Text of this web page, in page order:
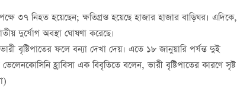
৩৭ নিহত হয়েছেন; ক্ষতিগ্রস্ত হয়েছে হাজার হাজার বাড়িঘর। এদিকে,
দুর্যোগ অবস্থা ঘোষণা করেছে।
বৃষ্টিপাতের ফলে বন্যা দেখা দেয়। এতে ১৮ জানুয়ারি পর্যন্ত দুই
হ্রাবিসা এক বিবৃতিতে বলেন, ভারী বৃষ্টিপাতের কারণে সৃষ্ট